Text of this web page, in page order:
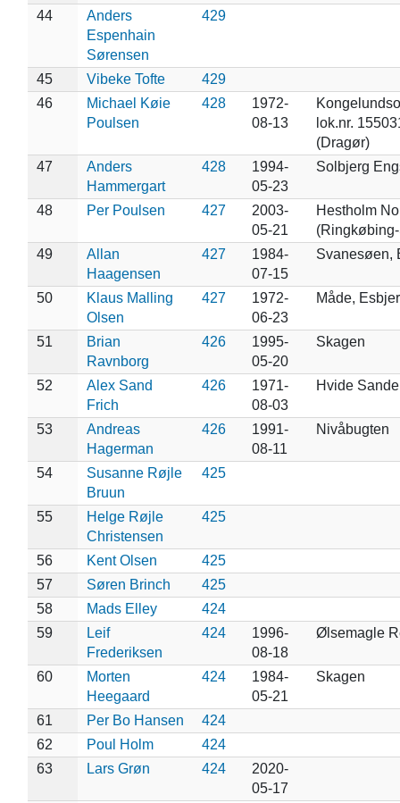
44
Anders
Espenhain
Sørensen
429
45 Vibeke Tofte
429
46
Michael Køie
Poulsen
428
1972-
08-13
lok.nr.
(Dragør)
47
Anders
Hammergart
428
1994-
05-23
Solbjerg
48 Per Poulsen 427
2003-
05-21
Hestholm
49
Allan
Haagensen
427
1984-
07-15
Svanesøen,
50
Klaus Malling
Olsen
427
1972-
06-23
Måde,
51
Brian
Ravnborg
426
1995-
05-20
Skagen
52
Alex Sand
Frich
426
1971-
08-03
Hvide Sande
53
Andreas
Hagerman
426
1991-
08-11
Nivåbugten
54
Susanne Røjle
Bruun
425
55
Helge Røjle
Christensen
425
56 Kent Olsen
425
57
Søren Brinch
425
58
Mads Elley
424
59
Leif
Frederiksen
424
1996-
08-18
Ølsemagle
60
Morten
Heegaard
424
1984-
05-21
Skagen
61 Per Bo Hansen
424
62
Poul Holm
424
63
Lars Grøn 424
2020-
05-17